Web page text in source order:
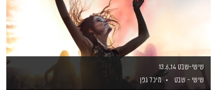
שישי-שבט 13.6.14
שישי - שבט
מיכל גפן